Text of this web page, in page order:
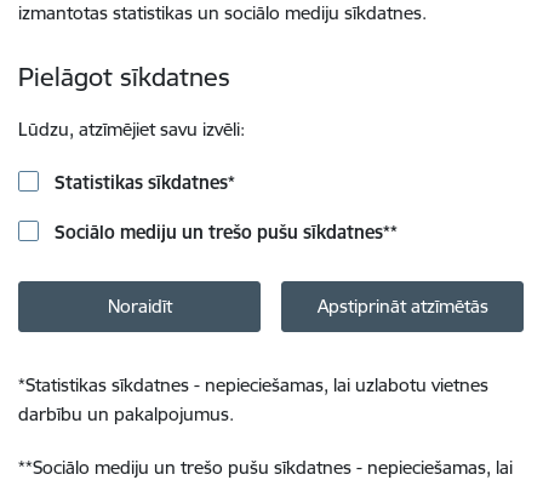
izmantotas statistikas un sociālo mediju sīkdatnes.
Pielāgot sīkdatnes
Lūdzu, atzīmējiet savu izvēli:
Statistikas sīkdatnes*
Sociālo mediju un trešo pušu sīkdatnes**
Noraidīt Apstiprināt atzīmētās
*Statistikas sīkdatnes - nepieciešamas, lai uzlabotu vietnes
darbību un pakalpojumus.
**Sociālo mediju un trešo pušu sīkdatnes - nepieciešamas, lai